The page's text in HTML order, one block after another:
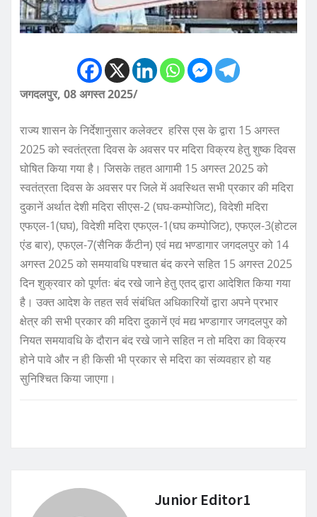
जगदलपुर, 08 अगस्त 2025/
राज्य शासन के निर्देशानुसार कलेक्टर हरिस एस के द्वारा 15 अगस्त
2025 को स्वतंत्रता दिवस के अवसर पर मदिरा विक्रय हेतु शुष्क दिवस
घोषित किया गया है। जिसके तहत आगामी 15 अगस्त 2025 को
स्वतंत्रता दिवस के अवसर पर जिले में अवस्थित सभी प्रकार की मदिरा
दुकानें अर्थात देशी मदिरा सीएस-2 (घघ-कम्पोजिट), विदेशी मदिरा
एफएल-1(घघ), विदेशी मदिरा एफएल-1(घघ कम्पोजिट), एफएल-3(होटल
एंड बार), एफएल-7(सैनिक कैंटीन) एवं मद्य भण्डागार जगदलपुर को 14
अगस्त 2025 को समयावधि पश्चात बंद करने सहित 15 अगस्त 2025
दिन शुक्रवार को पूर्णतः बंद रखे जाने हेतु एतद् द्वारा आदेशित किया गया
है। उक्त आदेश के तहत सर्व संबंधित अधिकारियों द्वारा अपने प्रभार
क्षेत्र की सभी प्रकार की मदिरा दुकानें एवं मद्य भण्डागार जगदलपुर को
नियत समयावधि के दौरान बंद रखे जाने सहित न तो मदिरा का विक्रय
होने पावे और न ही किसी भी प्रकार से मदिरा का संव्यवहार हो यह
सुनिश्चित किया जाएगा।
Junior Editor1